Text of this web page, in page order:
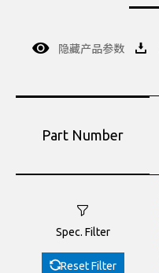
隐藏产品参数
Part Number
Spec. Filter
Reset Filter